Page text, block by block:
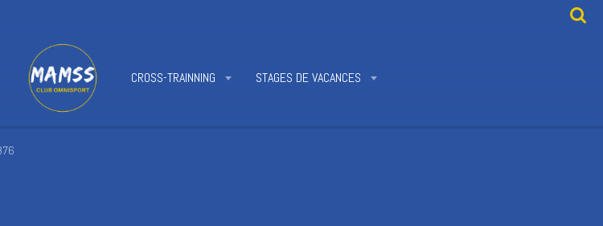
CROSS-TRAINNING STAGES DE VACANCES